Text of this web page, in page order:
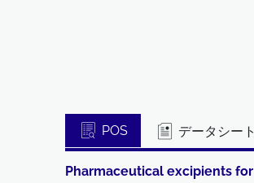
POS データシート
Pharmaceutical excipients for